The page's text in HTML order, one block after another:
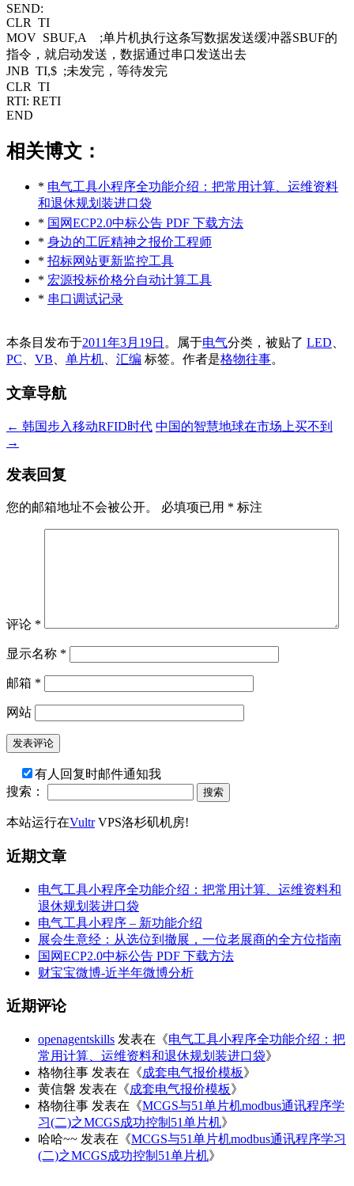
SEND:
CLR TI
MOV SBUF,A ;单片机执行这条写数据发送缓冲器SBUF的
指令，就启动发送，数据通过串口发送出去
JNB TI,$ ;未发完，等待发完
CLR TI
RTI: RETI
END
相关博文：
* 电气工具小程序全功能介绍：把常用计算、运维资料
和退休规划装进口袋
* 国网ECP2.0中标公告 PDF 下载方法
* 身边的工匠精神之报价工程师
* 招标网站更新监控工具
* 宏源投标价格分自动计算工具
* 串口调试记录
本条目发布于2011年3月19日 。属于电气分类，被贴了 LED
PC
VB 单片机 汇编 标签。 作者是格物往事。
文章导航
← 韩国步入移动RFID时代 中国的智慧地球在市场上买不到
→
发表回复
您的邮箱地址不会被公开。 必填项已用 * 标注
评论 *
显示名称 *
邮箱 *
网站
有人回复时邮件通知我
搜索：
本站运行在VultrVPS洛杉矶机房!
近期文章
电气工具小程序全功能介绍：把常用计算、运维资料和
退休规划装进口袋
电气工具小程序 – 新功能介绍
展会生意经：从选位到撤展，一位老展商的全方位指南
国网ECP2.0中标公告 PDF 下载方法
财宝宝微博-近半年微博分析
近期评论
openagentskills 发表在《电气工具小程序全功能介绍：把
常用计算、运维资料和退休规划装进口袋》
格物往事 发表在《成套电气报价模板》
黄信磐 发表在《成套电气报价模板》
格物往事 发表在《MCGS与51单片机modbus通讯程序学
习(二)之MCGS成功控制51单片机》
哈哈~~ 发表在《MCGS与51单片机modbus通讯程序学习
(二)之MCGS成功控制51单片机》